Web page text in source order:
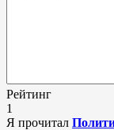
Рейтинг
1
Я прочитал